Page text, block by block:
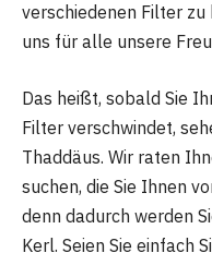
verschiedenen Filter
uns für alle unsere
Das heißt, sobald Sie
Filter verschwindet,
Thaddäus. Wir raten
suchen, die Sie Ihnen
denn dadurch werden
Kerl. Seien Sie einfach